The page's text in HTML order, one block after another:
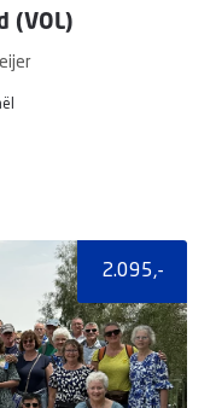
(VOL)
2.095,-